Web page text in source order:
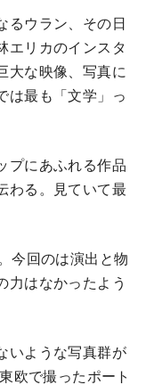
るウラン、その日
エリカのインスタ
大な映像、写真に
は最も「文学」っ
プにあふれる作品
わる。見ていて最
今回のは演出と物
力はなかったよう
いような写真群が
欧で撮ったポート